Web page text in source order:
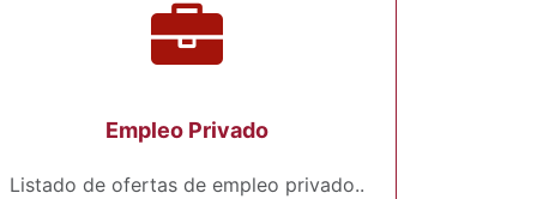
Empleo Privado
Listado de ofertas de empleo privado..